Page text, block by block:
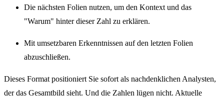
Die nächsten Folien nutzen, um den Kontext und das
"Warum" hinter dieser Zahl zu erklären.
Mit umsetzbaren Erkenntnissen auf den letzten Folien
abzuschließen.
Dieses Format positioniert Sie sofort als nachdenklichen Analysten,
der das Gesamtbild sieht. Und die Zahlen lügen nicht. Aktuelle